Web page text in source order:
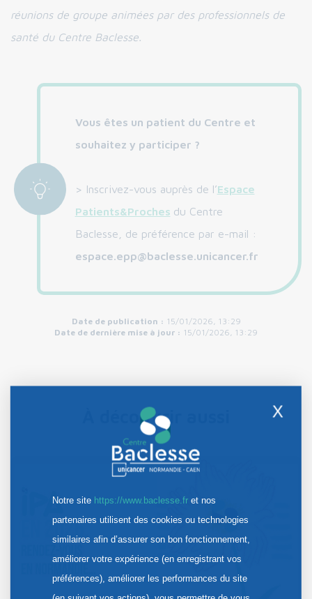
réunions de groupe animées par des professionnels de
santé du Centre Baclesse.
Vous êtes un patient du Centre et
souhaitez y participer ?
> Inscrivez-vous auprès de l’Espace
Patients&Proches du Centre
Baclesse, de préférence par e-mail :
espace.epp@baclesse.unicancer.fr
Date de publication : 15/01/2026, 13:29
Date de dernière mise à jour : 15/01/2026, 13:29
À découvrir aussi X
Notre site https://www.baclesse.fret nos
partenaires utilisent des cookies ou technologies
similaires afin d’assurer son bon fonctionnement,
améliorer votre expérience (en enregistrant vos
préférences), améliorer les performances du site